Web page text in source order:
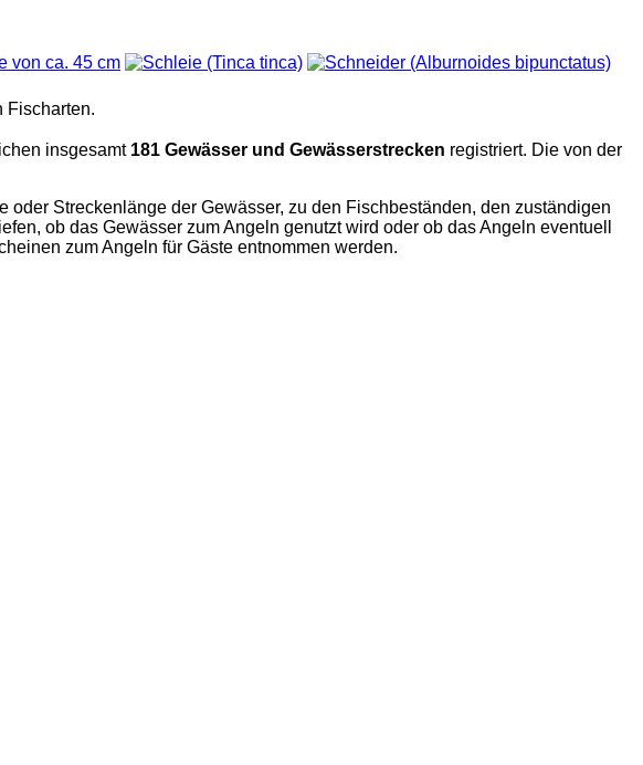
Fischarten.
insgesamt 181 Gewässer und Gewässerstrecken registriert. Die von der
Streckenlänge der Gewässer, zu den Fischbeständen, den zuständigen
ob das Gewässer zum Angeln genutzt wird oder ob das Angeln eventuell
zum Angeln für Gäste entnommen werden.